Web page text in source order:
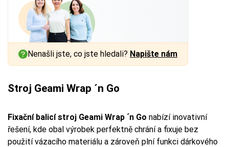
Nenašli jste, co jste hledali? Napište nám
Stroj Geami Wrap ´n Go
Fixační balicí stroj Geami Wrap ´n Go nabízí inovativní
řešení, kde obal výrobek perfektně chrání a fixuje bez
použití vázacího materiálu a zároveň plní funkci dárkového